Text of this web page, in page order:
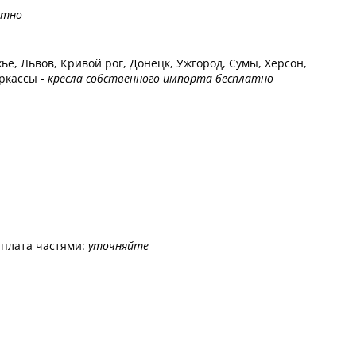
Львов, Кривой рог, Донецк, Ужгород, Сумы, Херсон,
- кресла собственного импорта бесплатно
частями: уточняйте